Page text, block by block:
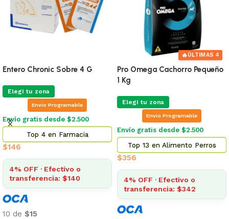
Entero Chronic Sobre 4 G
Elegí tu zona
Envio Programable
Envío gratis desde $2.500
Top 4 en Farmacia
$146
4% OFF · Efectivo o
transferencia: $140
10 de $15
🔥ÚLTIMAS 4
Pro Omega Cachorro Pequeño
1 Kg
Elegí tu zona
Envio Programable
Envío gratis desde $2.500
Top 13 en Alimento Perros
$356
4% OFF · Efectivo o
transferencia: $342